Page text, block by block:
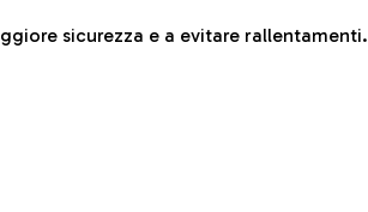
sicurezza e a evitare rallentamenti.